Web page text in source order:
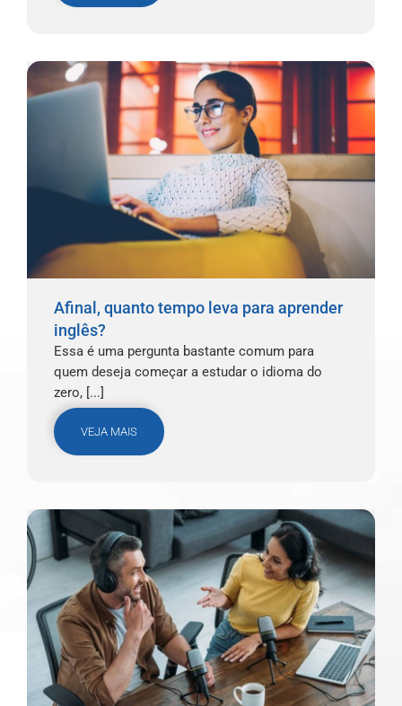
Afinal, quanto tempo leva para aprender
inglês?
Essa é uma pergunta bastante comum para
quem deseja começar a estudar o idioma do
zero, [...]
VEJA MAIS